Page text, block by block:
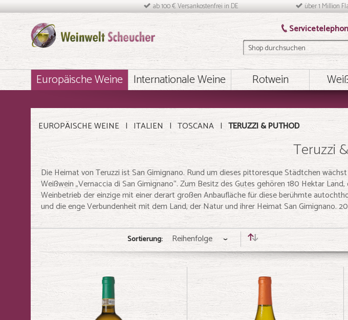
ab 100 € Versankostenfrei in DE über 1 Million
Europäische Weine Internationale Weine Rotwein
EUROPÄISCHE WEINE ITALIEN TOSCANA TERUZZI & PUTHOD
Teruzzi
Die Heimat von Teruzzi ist San Gimignano. Rund um dieses pittoresque Städtchen
Weißwein „Vernaccia di San Gimignano“. Zum Besitz des Gutes gehören 180 Hektar
Weinbetrieb der einzige mit einer derart großen Anbaufläche für diese berühmte
und die enge Verbundenheit mit dem Land, der Natur und ihrer Heimat San Gimignano.
Sortierung: